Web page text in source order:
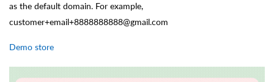
as the default domain. For example,
customer+email+8888888888@gmail.com
Demo store